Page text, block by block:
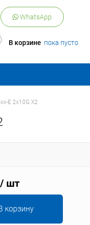
WhatsApp
В корзине пока пусто
E 2x10G X2
/ шт
корзину